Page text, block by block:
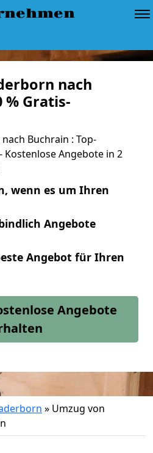
nach
% Gratis-
Buchrain : Top-
Angebote in 2
wenn es um Ihren
Angebote
Angebot für Ihren
Angebote
» Umzug von